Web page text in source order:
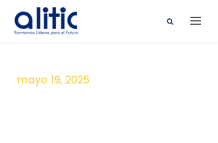
mayo 19, 2025